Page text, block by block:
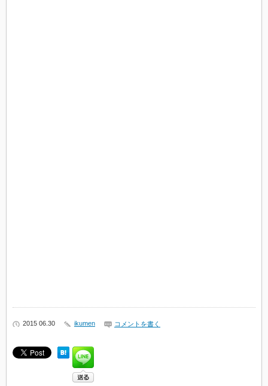
2015 06.30 ikumen コメントを書く